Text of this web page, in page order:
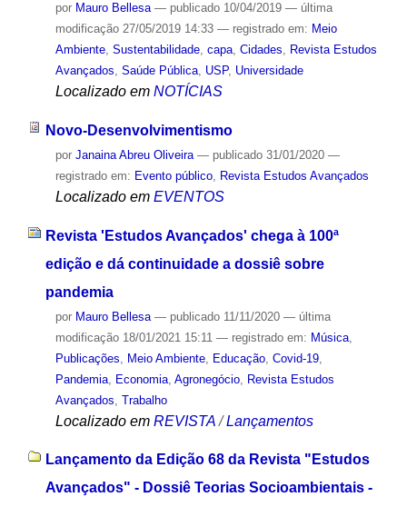
por Mauro Bellesa — publicado10/04/2019 — última
modificação27/05/2019 14:33 — registrado em: Meio
Ambiente, Sustentabilidade, capa, Cidades, Revista Estudos
Avançados, Saúde Pública, USP, Universidade
Localizado em NOTÍCIAS
Novo-Desenvolvimentismo
por Janaina Abreu Oliveira — publicado31/01/2020 —
registrado em: Evento público, Revista Estudos Avançados
Localizado em EVENTOS
Revista 'Estudos Avançados' chega à 100ª
edição e dá continuidade a dossiê sobre
pandemia
por Mauro Bellesa — publicado11/11/2020 — última
modificação18/01/2021 15:11 — registrado em: Música,
Publicações
Meio Ambiente, Educação, Covid-19,
Pandemia, Economia, Agronegócio, Revista Estudos
Avançados Trabalho
Localizado em REVISTA /Lançamentos
Lançamento da Edição 68 da Revista "Estudos
Avançados" - Dossiê Teorias Socioambientais -